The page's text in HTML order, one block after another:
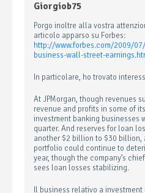
Giorgiob75
Porgo inoltre alla vostra
articolo apparso su Forbes:
http://www.forbes.com/2009/
business-wall-street-
In particolare, ho trovato
At JPMorgan, though revenues
revenue and profits in some of
investment banking businesses
quarter. And reserves for loan
another $2 billion to $30 billion,
portfolio could continue to
year, though the company’s
sees loan losses stabilizing.
Il business relativo a